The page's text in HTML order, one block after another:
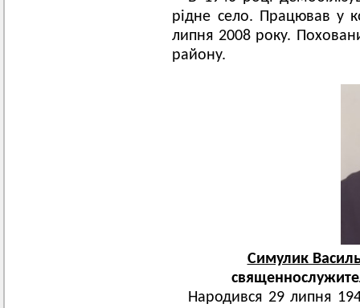
рідне село. Працював у
липня 2008 року.
району.
Симулик
Народився 29 липня